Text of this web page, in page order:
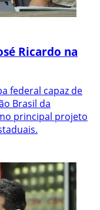
Ricardo na
federal capaz de
Brasil da
principal projeto